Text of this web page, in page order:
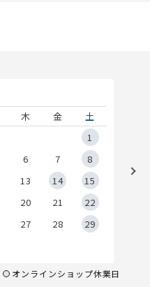
木 金
土
1
6 7
8
13 14
15
20 21
22
27 28
29
オンラインショップ休業日